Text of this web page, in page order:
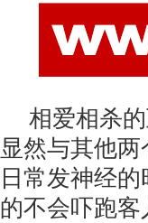
相爱相杀
显然与其他
日常发神经
的不会吓跑